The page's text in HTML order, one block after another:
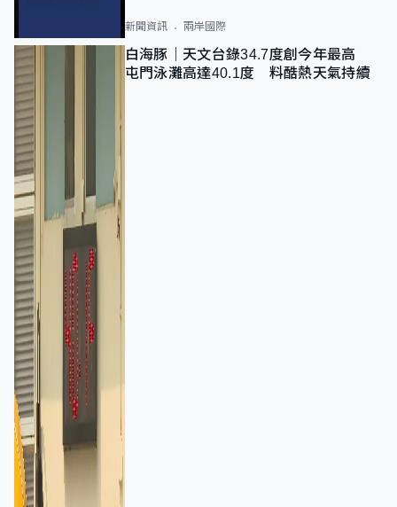
新聞資訊 兩岸國際
白海豚｜天文台錄34.7度創今年最高
屯門泳灘高達40.1度 料酷熱天氣持續